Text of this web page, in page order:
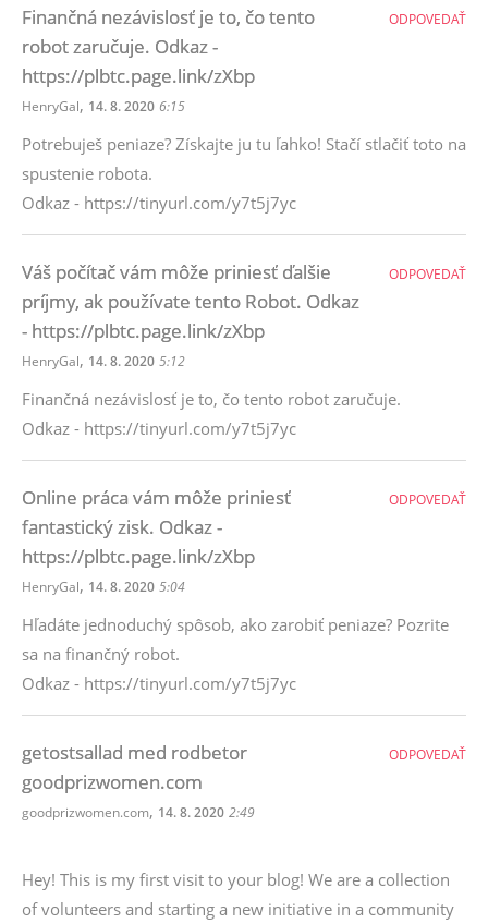
Finančná nezávislosť je to, čo tento
robot zaručuje. Odkaz -
https://plbtc.page.link/zXbp
HenryGal, 14. 8. 2020 6:15
Potrebuješ peniaze? Získajte ju tu ľahko! Stačí stlačiť toto na
spustenie robota.
Odkaz - https://tinyurl.com/y7t5j7yc
ODPOVEDAŤ
Váš počítač vám môže priniesť ďalšie
príjmy, ak používate tento Robot. Odkaz
- https://plbtc.page.link/zXbp
HenryGal, 14. 8. 2020 5:12
Finančná nezávislosť je to, čo tento robot zaručuje.
Odkaz - https://tinyurl.com/y7t5j7yc
ODPOVEDAŤ
Online práca vám môže priniesť
fantastický zisk. Odkaz -
https://plbtc.page.link/zXbp
HenryGal, 14. 8. 2020 5:04
Hľadáte jednoduchý spôsob, ako zarobiť peniaze? Pozrite
sa na finančný robot.
Odkaz - https://tinyurl.com/y7t5j7yc
ODPOVEDAŤ
getostsallad med rodbetor
goodprizwomen.com
goodprizwomen.com, 14. 8. 2020 2:49
Hey! This is my first visit to your blog! We are a collection
of volunteers and starting a new initiative in a community
ODPOVEDAŤ